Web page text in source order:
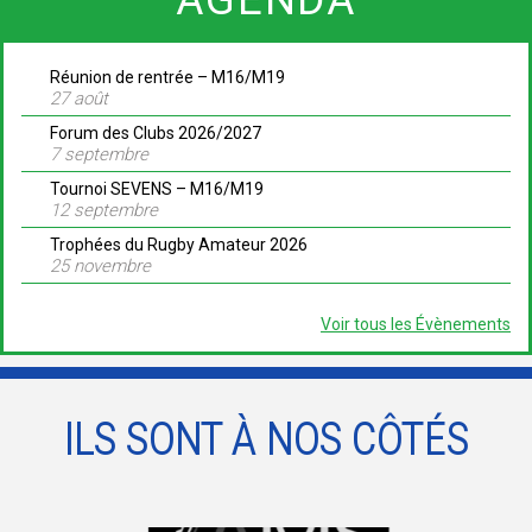
Réunion de rentrée – M16/M19
27 août
Forum des Clubs 2026/2027
7 septembre
Tournoi SEVENS – M16/M19
12 septembre
Trophées du Rugby Amateur 2026
25 novembre
Voir tous les Évènements
ILS SONT À NOS CÔTÉS